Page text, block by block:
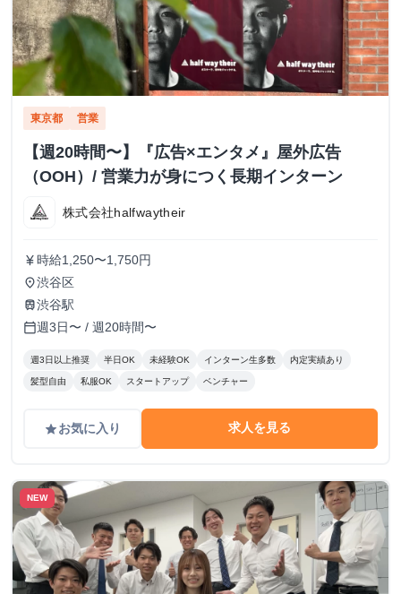
東京都 営業
【週20時間〜】『広告×エンタメ』屋外広告
（OOH）/ 営業力が身につく長期インターン
株式会社halfwaytheir
currency_yen 時給1,250〜1,750円
place渋谷区
train渋谷駅
calendar_today週3日〜 / 週20時間〜
週3日以上推奨 半日OK 未経験OK インターン生多数 内定実績あり
髪型自由 私服OK スタートアップ ベンチャー
gradeお気に入り 求人を見る
NEW